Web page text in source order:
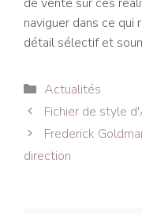
naviguer dans ce qui
détail sélectif et
Catégories
Actualités
Navigation
des
articles
Fichier de style
Frederick
direction